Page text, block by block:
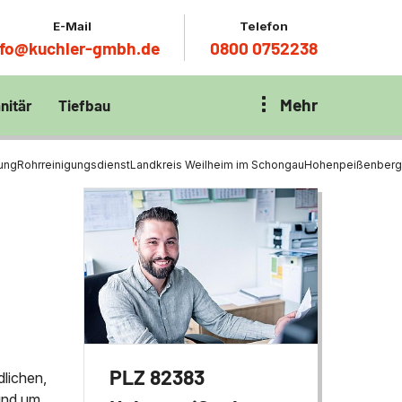
E-Mail
gmbh.de
Telefon
0800 0752238
Klärbecken
per
Tiefbau
Zentrum München
Tiefbau Mehr
RohrreinigungsdienstLandkreis Weilheim im SchongauHohenpeißenberg
PLZ 82383